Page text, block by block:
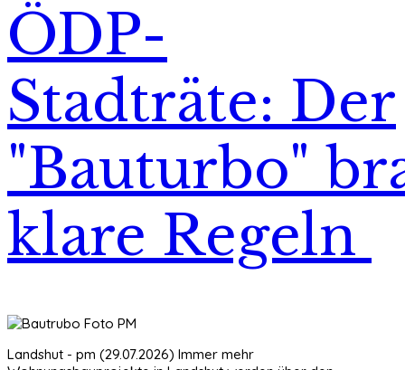
ÖDP-
Stadträte: Der
"Bauturbo"
klare Regeln
Landshut - pm (29.07.2026) Immer mehr